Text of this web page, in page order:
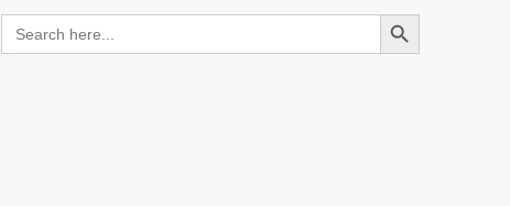
Search
for: